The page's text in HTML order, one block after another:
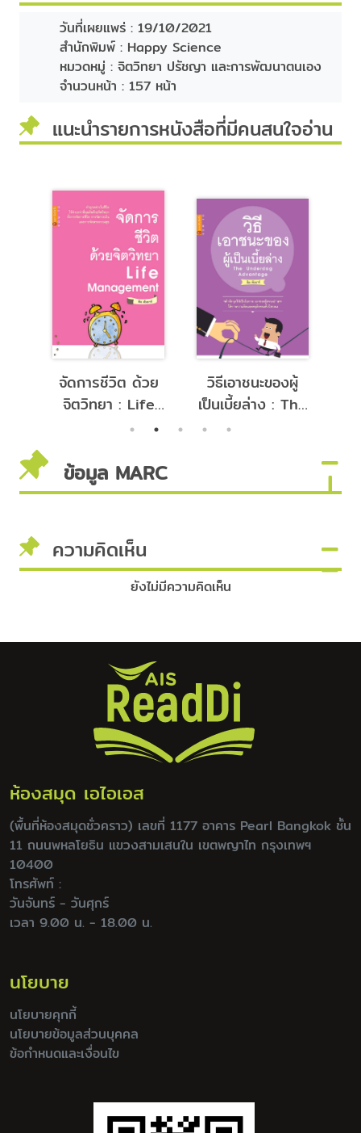
วันที่เผยแพร่ : 19/10/2021
สำนักพิมพ์ : Happy Science
หมวดหมู่ : จิตวิทยา ปรัชญา และการพัฒนาตนเอง
จำนวนหน้า : 157 หน้า
แนะนำรายการหนังสือที่มีคนสนใจอ่าน
จัดการชีวิต ด้วย
จิตวิทยา : Life
Mangement
วิธีเอาชนะของผู้
เป็นเบี้ยล่าง : The
Underdog
ข้อมูล MARC
ความคิดเห็น
ยังไม่มีความคิดเห็น
ห้องสมุด เอไอเอส
(พื้นที่ห้องสมุดชั่วคราว) เลขที่ 1177 อาคาร Pearl Bangkok ชั้น
11 ถนนพหลโยธิน แขวงสามเสนใน เขตพญาไท กรุงเทพฯ
10400
โทรศัพท์ :
วันจันทร์ - วันศุกร์
เวลา 9.00 น. - 18.00 น.
นโยบาย
นโยบายคุกกี้
นโยบายข้อมูลส่วนบุคคล
ข้อกำหนดและเงื่อนไข